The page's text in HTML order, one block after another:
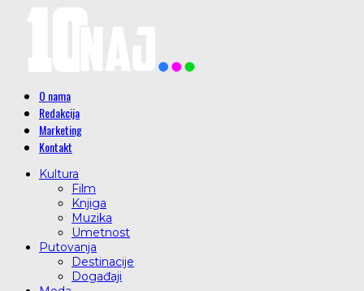
O nama
Redakcija
Marketing
Kontakt
Kultura
Film
Knjiga
Muzika
Umetnost
Putovanja
Destinacije
Događaji